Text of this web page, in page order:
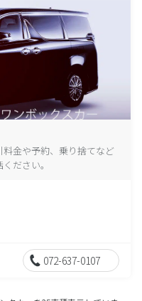
金や予約、乗り捨てなど
ださい。
072-637-0107